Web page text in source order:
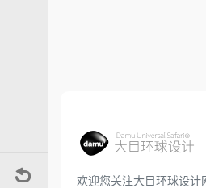
欢迎您关注大目环球设